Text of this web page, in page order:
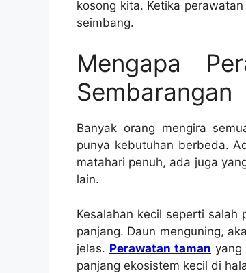
kosong kita. Ketika
seimbang.
Mengapa
Sembarangan
Banyak orang mengira
punya kebutuhan berbeda.
matahari penuh, ada juga
lain.
Kesalahan kecil seperti
panjang. Daun menguning,
jelas. Perawatan taman yang
panjang ekosistem kecil di